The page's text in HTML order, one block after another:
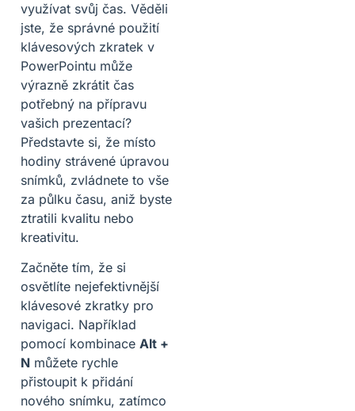
využívat svůj čas. Věděli
jste, že správné použití
klávesových zkratek v
PowerPointu může
výrazně zkrátit čas
potřebný na přípravu
vašich prezentací?
Představte si, že místo
hodiny strávené úpravou
snímků, zvládnete to vše
za půlku času, aniž byste
ztratili kvalitu nebo
kreativitu.
Začněte tím, že si
osvětlíte nejefektivnější
klávesové zkratky pro
navigaci. Například
pomocí kombinace Alt +
N můžete rychle
přistoupit k přidání
nového snímku, zatímco